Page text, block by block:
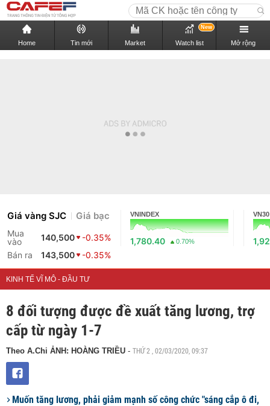
Home Tin mới Market Watch list
New
Mở rộng
Giá vàng SJC Giá bạc
Mua
vào
140,500
-0.35%
Bán ra
143,500 -0.35%
VNINDEX
1,780.40 0.70%
VN30
KINH TẾ VĨ MÔ - ĐẦU TƯ
8 đối tượng được đề xuất tăng lương, trợ
cấp từ ngày 1-7
Theo A.Chi ẢNH: HOÀNG TRIỀU - THỨ 2 , 02/03/2020, 09:37
Muốn tăng lương, phải giảm mạnh số công chức "sáng cắp ô đi,